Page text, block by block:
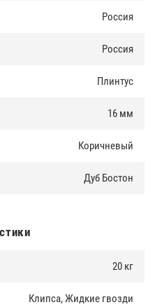
Россия
Россия
Плинтус
16 мм
Коричневый
Дуб Бостон
20 кг
Клипса, Жидкие гвозди